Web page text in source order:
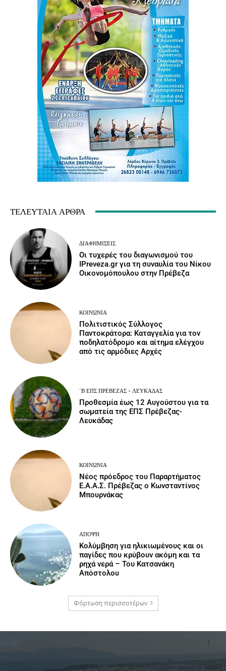
ΤΕΛΕΥΤΑΊΑ ΆΡΘΡΑ
ΔΙΑΦΗΜΊΣΕΙΣ
Οι τυχερές του διαγωνισμού του
IPreveza.gr για τη συναυλία του Νίκου
Οικονομόπουλου στην Πρέβεζα
ΚΟΙΝΩΝΙΑ
Πολιτιστικός Σύλλογος
Παντοκράτορα: Καταγγελία για τον
ποδηλατόδρομο και αίτημα ελέγχου
από τις αρμόδιες Αρχές
΄Β ΕΠΣ ΠΡΈΒΕΖΑΣ - ΛΕΥΚΆΔΑΣ
Προθεσμία έως 12 Αυγούστου για τα
σωματεία της ΕΠΣ Πρέβεζας-
Λευκάδας
ΚΟΙΝΩΝΙΑ
Νέος πρόεδρος του Παραρτήματος
Ε.Α.Α.Σ. Πρέβεζας ο Κωνσταντίνος
Μπουρνάκας
ΆΠΟΨΗ
Κολύμβηση για ηλικιωμένους και οι
παγίδες που κρύβουν ακόμη και τα
ρηχά νερά – Του Κατσανάκη
Απόστολου
Φόρτωση περισσοτέρων